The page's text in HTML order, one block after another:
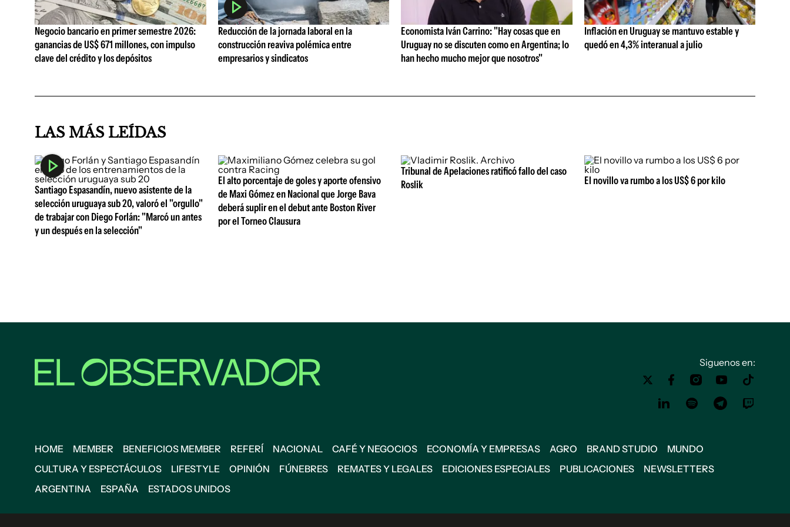
Negocio bancario en primer semestre 2026:
ganancias de US$ 671 millones, con impulso
clave del crédito y los depósitos
Reducción de la jornada laboral en la
construcción reaviva polémica entre
empresarios y sindicatos
Economista Iván Carrino: "Hay cosas que en
Uruguay no se discuten como en Argentina; lo
han hecho mucho mejor que nosotros"
Inflación en Uruguay se mantuvo estable y
quedó en 4,3% interanual a julio
LAS MÁS LEÍDAS
Santiago Espasandín, nuevo asistente de la
selección uruguaya sub 20, valoró el "orgullo"
de trabajar con Diego Forlán: "Marcó un antes
y un después en la selección"
El alto porcentaje de goles y aporte ofensivo
de Maxi Gómez en Nacional que Jorge Bava
deberá suplir en el debut ante Boston River
por el Torneo Clausura
Tribunal de Apelaciones ratificó fallo del caso
Roslik
El novillo va rumbo a los US$ 6 por kilo
Siguenos en:
HOME MEMBER BENEFICIOS MEMBER REFERÍ NACIONAL CAFÉ Y NEGOCIOS ECONOMÍA Y EMPRESAS AGRO BRAND STUDIO
MUNDO
CULTURA Y ESPECTÁCULOS
LIFESTYLE OPINIÓN FÚNEBRES REMATES Y LEGALES EDICIONES ESPECIALES PUBLICACIONES
NEWSLETTERS
ARGENTINA
ESPAÑA ESTADOS UNIDOS